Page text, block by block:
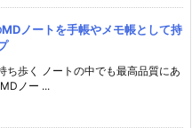
ノートを手帳やメモ帳として持
ち歩く ノートの中でも最高品質にあ
ノー ...